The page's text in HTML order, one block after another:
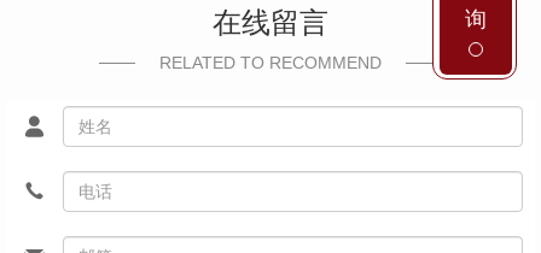
在线留言
RELATED TO RECOMMEND
询